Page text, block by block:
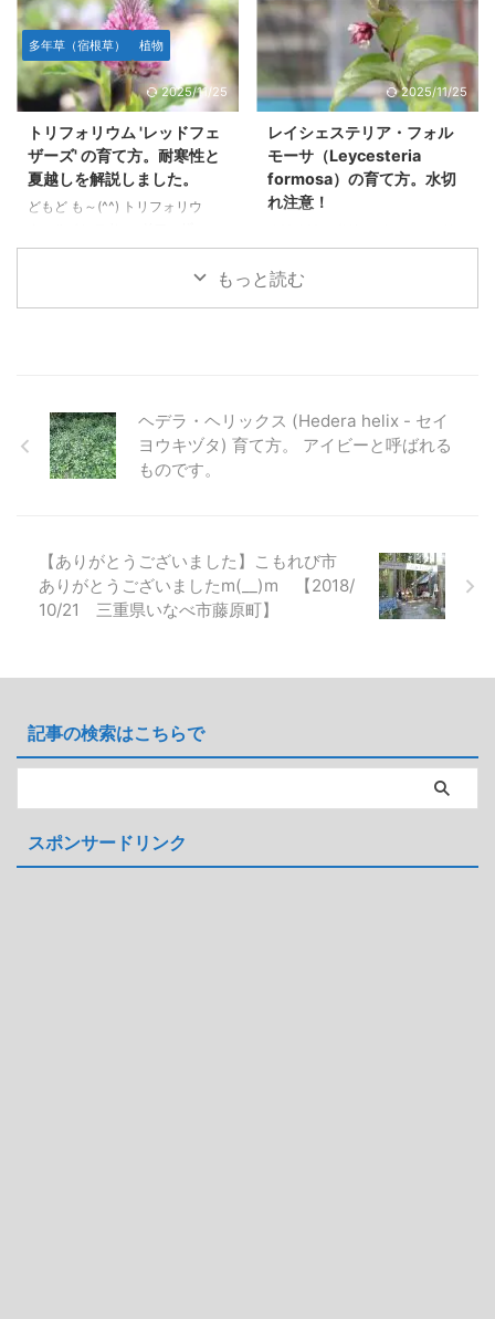
形状をしており、地面に沿うよう
に生育します。 バンクシア特有
の花姿とヒトツバのように地面か
ら立ち上がっているように見える
樹形が魅力で、植物好きの間で少
です。 場合によっては「土の中
から生えて来ている」ように見え
る花の咲き方も独特です。 夏に
雨が少なく湿度がほとんどない、
気候の地域に ...
「ヘレニウム」や「ダンゴギク」
の名前でも知られています。 こ
の植物は、原種は黄色、園芸種に
はオレンジ、赤、絞りなどといっ
た暖色系の花を咲かせ、咲き方も
ノがあります。 開花期は夏から
秋にかけてで、花の少ない８月で
もバンバン咲くため彩の少ない時
期に威力を発揮してくれる希少な
日 ...
多年草（宿根草） 植物
2025/11/25
トリフォリウム 'レッドフェ
ザーズ' の育て方。耐寒性と
夏越しを解説しました。
どもど も～(^^) トリフォリウ
ズ'（Trifolium rubens 'Red
Feathers'）の育て方です。 一言
そのため、水はけの良い土壌で育
てることで防げます。 耐寒性は
優れていて、特に気をつけること
2025/11/25
レイシェステリア・フォル
モーサ（Leycesteria
formosa）の育て方。水切
れ注意！
ア・フォルモーサ（Leycesteria
formosa）の育て方についてで
気をつけましょう。 本文のデー
タや写真等はすべて筆者自身の観
類：スイカズラ科 ...
もっと読む
ヘデラ・ヘリックス (Hedera helix - セイ
ヨウキヅタ) 育て方。 アイビーと呼ばれる
ものです。
【ありがとうございました】こもれび市
ありがとうございましたm(__)m 【2018/
10/21 三重県いなべ市藤原町】
記事の検索はこちらで
スポンサードリンク